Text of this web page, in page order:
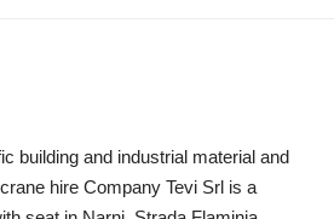
building and industrial material and
hire Company Tevi Srl is a